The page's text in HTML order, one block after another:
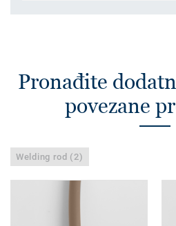
Pronađite
povezane
Welding rod (2)